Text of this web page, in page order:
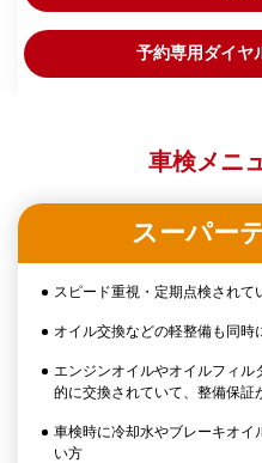
予約専用ダイヤ
車検メニ
スーパー
スピード重視・定期点検されて
オイル交換などの軽整備も同時
エンジンオイルやオイルフィル
的に交換されていて、整備保証
車検時に冷却水やブレーキオイ
い方